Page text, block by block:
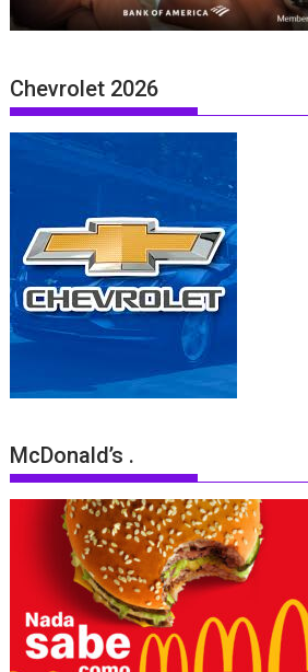
Chevrolet 2026
McDonald’s .